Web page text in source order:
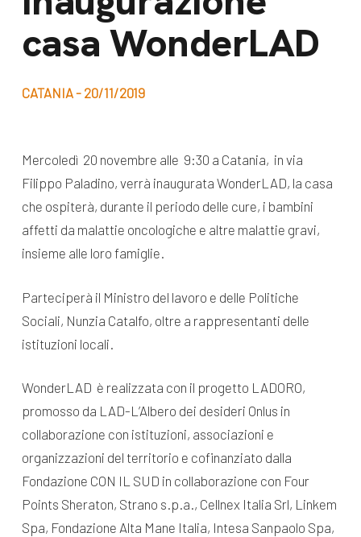
casa WonderLAD
CATANIA - 20/11/2019
Mercoledì 20 novembre alle 9:30 a Catania, in via
Filippo Paladino, verrà inaugurata WonderLAD, la casa
che ospiterà, durante il periodo delle cure, i bambini
affetti da malattie oncologiche e altre malattie gravi,
insieme alle loro famiglie.
Parteciperà il Ministro del lavoro e delle Politiche
Sociali, Nunzia Catalfo, oltre a rappresentanti delle
istituzioni locali.
WonderLAD è realizzata con il progetto LADORO,
promosso da LAD-L’Albero dei desideri Onlus in
collaborazione con istituzioni, associazioni e
organizzazioni del territorio e cofinanziato dalla
Fondazione CON IL SUD in collaborazione con Four
Points Sheraton, Strano s.p.a., Cellnex Italia Srl, Linkem
Spa, Fondazione Alta Mane Italia, Intesa Sanpaolo Spa,
Lavora con noi
Bilancio di
missione
appuntamenti
News
Appuntamenti
dal Sud
Campagne
Videomagazine
e blog progetti
Seguici sui social: